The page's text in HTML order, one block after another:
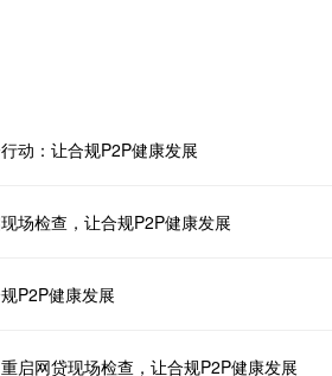
动：让合规P2P健康发展
场检查，让合规P2P健康发展
P2P健康发展
启网贷现场检查，让合规P2P健康发展